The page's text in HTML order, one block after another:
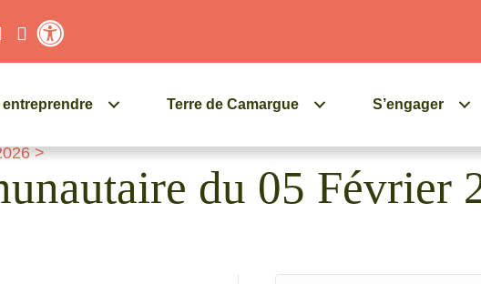
entreprendre Terre de Camargue S’engager
>
du 05 Février